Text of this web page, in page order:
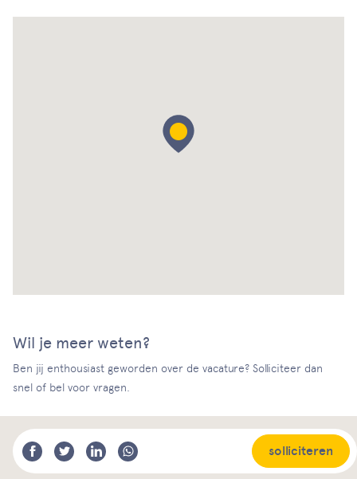
Wil je meer weten?
Ben jij enthousiast geworden over de vacature? Solliciteer dan
snel of bel voor vragen.
solliciteren